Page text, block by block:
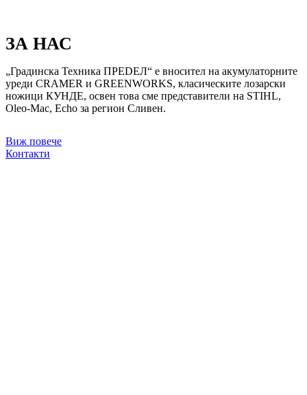
ЗА НАС
„Градинска Техника ПРЕDЕЛ“ е вносител на акумулаторните
уреди CRAMER и GREENWORKS, класическите лозарски
ножици КУНДЕ, освен това сме представители на STIHL,
Oleo-Mac, Echo за регион Сливен.
Виж повече
Контакти